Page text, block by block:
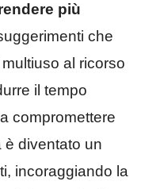
più
che
al ricorso
il tempo
compromettere
è diventato un
incoraggiando la